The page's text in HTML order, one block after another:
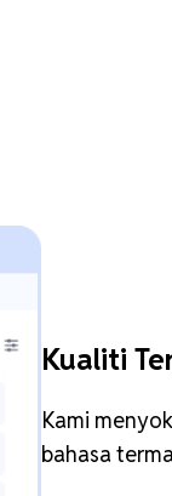
Kualiti
Kami
bahasa